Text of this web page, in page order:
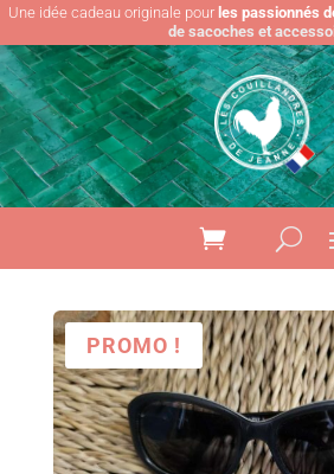
Une idée cadeau originale pour les passionnés
de sacoches et
PROMO !